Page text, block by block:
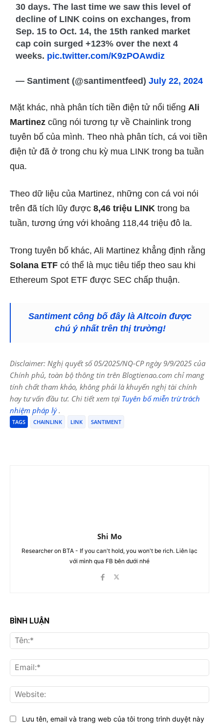
30 days. The last time we saw this level of
decline of LINK coins on exchanges, from
Sep. 15 to Oct. 14, the 15th ranked market
cap coin surged +123% over the next 4
weeks. pic.twitter.com/K9zPOAwdiz
— Santiment (@santimentfeed)July 22, 2024
Mặt khác, nhà phân tích tiền điện tử nổi tiếng Ali
Martinez cũng nói tương tự về Chainlink trong
tuyên bố của mình. Theo nhà phân tích, cá voi tiền
điện tử đã ở trong chu kỳ mua LINK trong ba tuần
qua.
Theo dữ liệu của Martinez, những con cá voi nói
trên đã tích lũy được 8,46 triệu LINK trong ba
tuần, tương ứng với khoảng 118,44 triệu đô la.
Trong tuyên bố khác, Ali Martinez khẳng định rằng
Solana ETF có thể là mục tiêu tiếp theo sau khi
Ethereum Spot ETF được SEC chấp thuận.
Santiment công bố đây là Altcoin được
chú ý nhất trên thị trường!
Disclaimer: Nghị quyết số 05/2025/NQ-CP ngày 9/9/2025 của
Chính phủ, toàn bộ thông tin trên Blogtienao.com chỉ mang
tính chất tham khảo, không phải là khuyến nghị tài chính
hay tư vấn đầu tư. Chi tiết xem tại Tuyên bố miễn trừ trách
nhiệm pháp lý.
TAGS CHAINLINK LINK SANTIMENT
Shi Mo
Researcher on BTA - If you can't hold, you won't be rich. Liên lạc
với mình qua FB bên dưới nhé
BÌNH LUẬN
Lưu tên, email và trang web của tôi trong trình duyệt này